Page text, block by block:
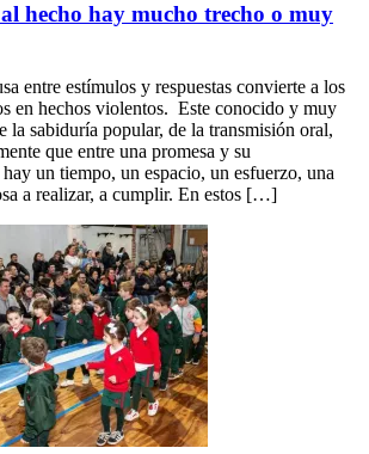
hecho hay mucho trecho o muy
entre estímulos y respuestas convierte a los
en hechos violentos. Este conocido y muy
la sabiduría popular, de la transmisión oral,
que entre una promesa y su
un tiempo, un espacio, un esfuerzo, una
a realizar, a cumplir. En estos […]